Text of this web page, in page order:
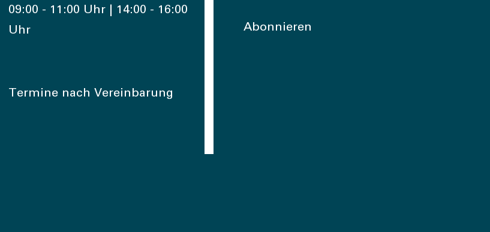
09:00 - 11:00 Uhr | 14:00 - 16:00
Uhr
Termine nach Vereinbarung
Abonnieren